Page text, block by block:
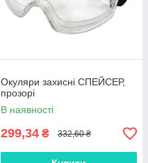
Окуляри захисні СПЕЙСЕР,
прозорі
В наявності
299,34 ₴ 332,60 ₴